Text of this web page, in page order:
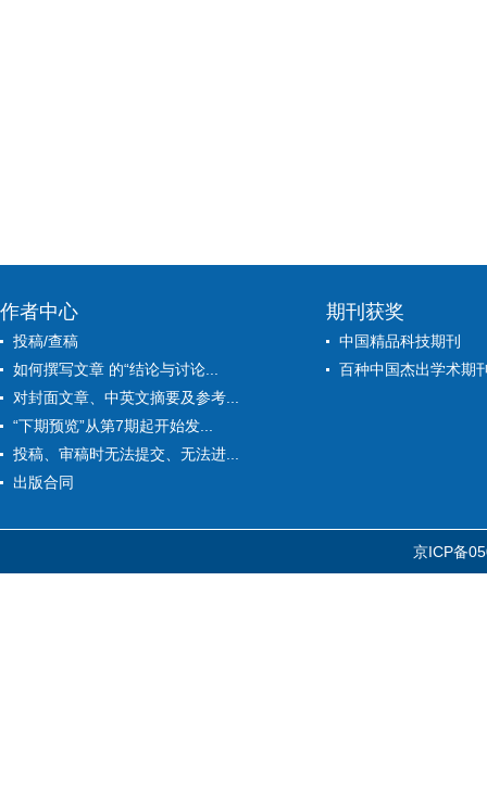
作者中心
投稿/查稿
如何撰写文章 的“结论与讨论...
对封面文章、中英文摘要及参考...
“下期预览”从第7期起开始发...
投稿、审稿时无法提交、无法进...
出版合同
期刊获奖
中国精品科技期刊
百种中国杰出学术期
京ICP备